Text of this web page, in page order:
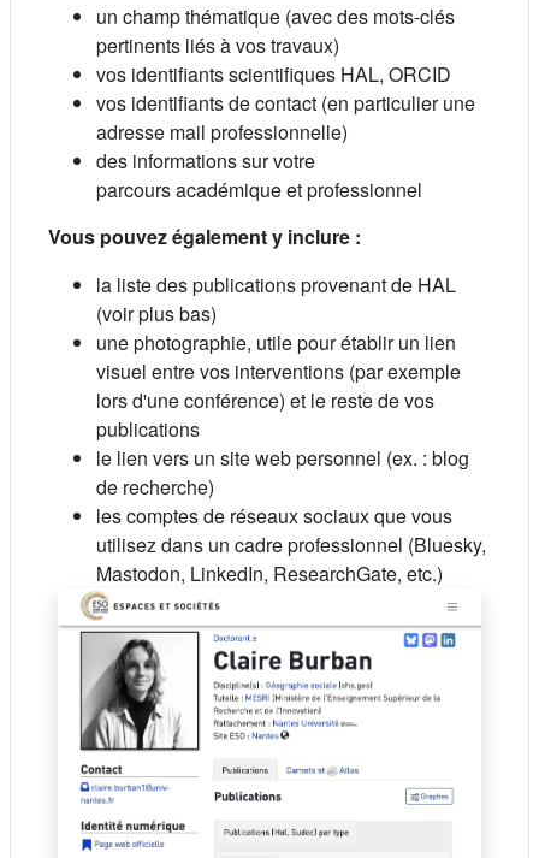
un champ thématique (avec des mots-clés
pertinents liés à vos travaux)
vos identifiants scientifiques HAL, ORCID
vos identifiants de contact (en particulier une
adresse mail professionnelle)
des informations sur votre
parcours académique et professionnel
Vous pouvez également y inclure :
la liste des publications provenant de HAL
(voir plus bas)
une photographie, utile pour établir un lien
visuel entre vos interventions (par exemple
lors d'une conférence) et le reste de vos
publications
le lien vers un site web personnel (ex. : blog
de recherche)
les comptes de réseaux sociaux que vous
utilisez dans un cadre professionnel (Bluesky,
Mastodon, LinkedIn, ResearchGate, etc.)